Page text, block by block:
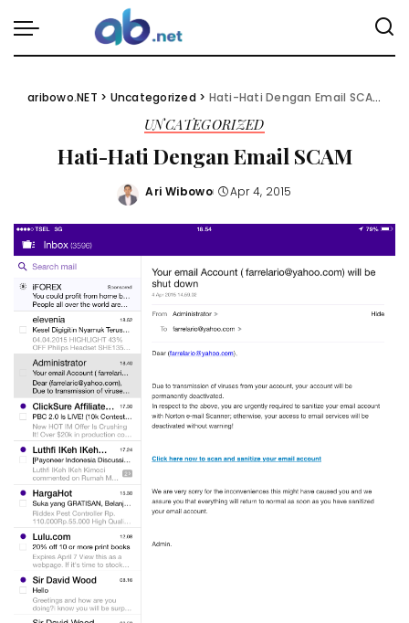
aribowo.NET > Uncategorized > Hati-Hati Dengan Email SCAM
UNCATEGORIZED
Hati-Hati Dengan Email SCAM
Posted
Ari Wibowo Apr 4, 2015